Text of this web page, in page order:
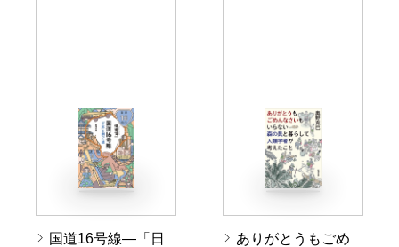
国道16号線―「日
ありがとうもごめ